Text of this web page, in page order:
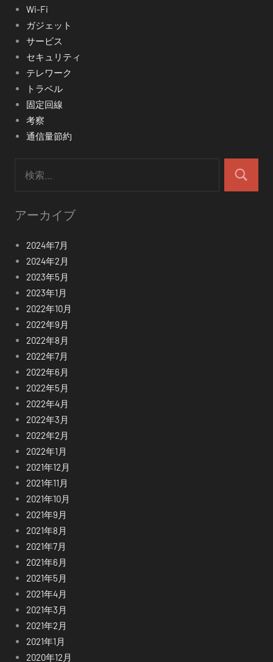
Wi-Fi
ガジェット
サービス
セキュリティ
テレワーク
トラベル
固定回線
考察
通信量節約
検
アーカイブ
2024年7月
2024年2月
2023年5月
2023年1月
2022年10月
2022年9月
2022年8月
2022年7月
2022年6月
2022年5月
2022年4月
2022年3月
2022年2月
2022年1月
2021年12月
2021年11月
2021年10月
2021年9月
2021年8月
2021年7月
2021年6月
2021年5月
2021年4月
2021年3月
2021年2月
2021年1月
2020年12月